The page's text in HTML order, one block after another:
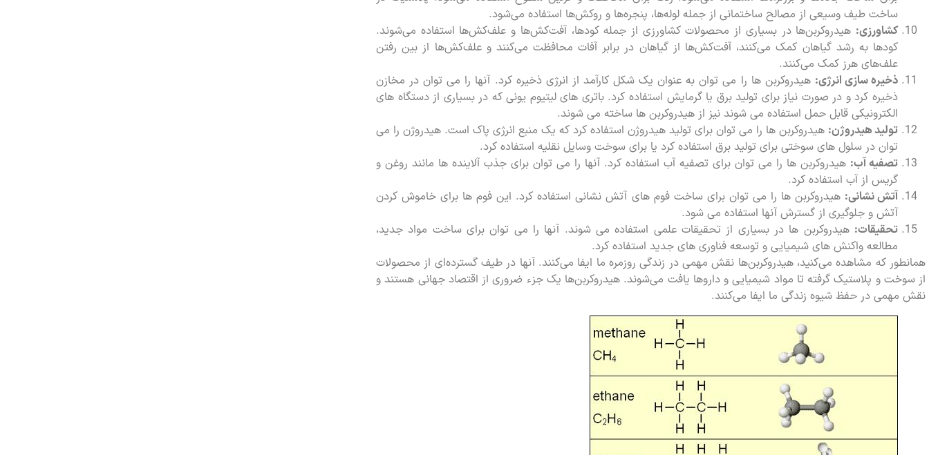
ساخت طیف وسیعی از مصالح ساختمانی از جمله لوله‌ها، پنجره‌ها و روکش‌ها استفاده می‌شود.
کشاورزی: هیدروکربن‌ها در بسیاری از محصولات کشاورزی از جمله کودها، آفت‌کش‌ها و علف‌کش‌ها استفاده می‌شوند.
کودها به رشد گیاهان کمک می‌کنند، آفت‌کش‌ها از گیاهان در برابر آفات محافظت می‌کنند و علف‌کش‌ها از بین رفتن
علف‌های هرز کمک می‌کنند.
ذخیره سازی انرژی: هیدروکربن ها را می توان به عنوان یک شکل کارآمد از انرژی ذخیره کرد. آنها را می توان در مخازن
ذخیره کرد و در صورت نیاز برای تولید برق یا گرمایش استفاده کرد. باتری های لیتیوم یونی که در بسیاری از دستگاه های
الکترونیکی قابل حمل استفاده می شوند نیز از هیدروکربن ها ساخته می شوند.
تولید هیدروژن: هیدروکربن ها را می توان برای تولید هیدروژن استفاده کرد که یک منبع انرژی پاک است. هیدروژن را می
توان در سلول های سوختی برای تولید برق استفاده کرد یا برای سوخت وسایل نقلیه استفاده کرد.
تصفیه آب: هیدروکربن ها را می توان برای تصفیه آب استفاده کرد. آنها را می توان برای جذب آلاینده ها مانند روغن و
گریس از آب استفاده کرد.
آتش نشانی: هیدروکربن ها را می توان برای ساخت فوم های آتش نشانی استفاده کرد. این فوم ها برای خاموش کردن
آتش و جلوگیری از گسترش آنها استفاده می شود.
تحقیقات: هیدروکربن ها در بسیاری از تحقیقات علمی استفاده می شوند. آنها را می توان برای ساخت مواد جدید،
مطالعه واکنش های شیمیایی و توسعه فناوری های جدید استفاده کرد.
همانطور که مشاهده می‌کنید، هیدروکربن‌ها نقش مهمی در زندگی روزمره ما ایفا می‌کنند. آنها در طیف گسترده‌ای از محصولات
از سوخت و پلاستیک گرفته تا مواد شیمیایی و داروها یافت می‌شوند. هیدروکربن‌ها یک جزء ضروری از اقتصاد جهانی هستند و
نقش مهمی در حفظ شیوه زندگی ما ایفا می‌کنند.